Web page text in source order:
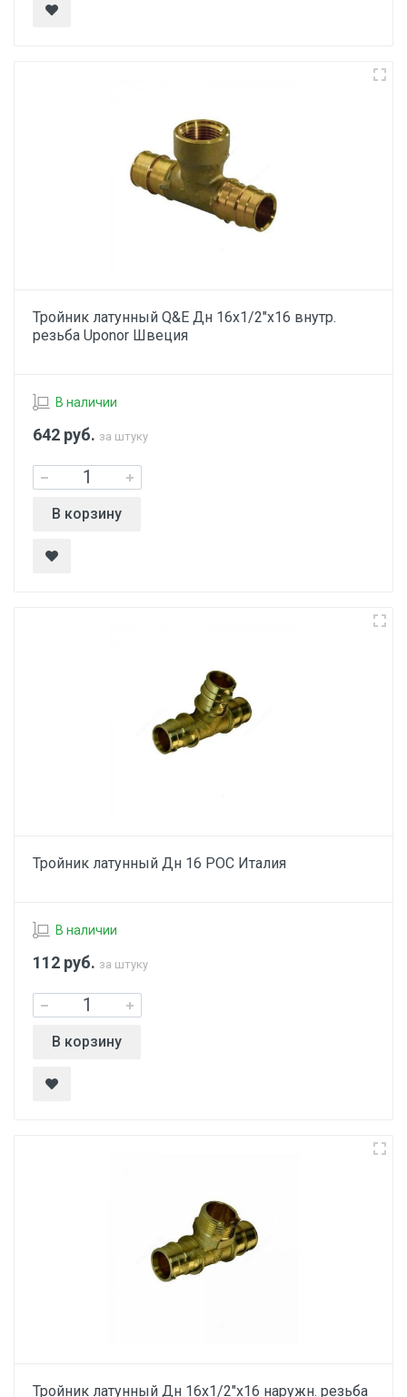
Тройник латунный Q&E Дн 16х1/2"х16 внутр.
резьба Uponor Швеция
В наличии
642 руб. за штуку
В корзину
Тройник латунный Дн 16 РОС Италия
В наличии
112 руб. за штуку
В корзину
Тройник латунный Дн 16х1/2"х16 наружн. резьба